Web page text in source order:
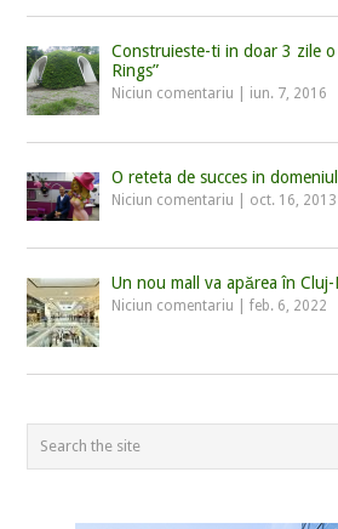
Construieste-ti in doar 3 zile
Rings”
Niciun comentariu iun. 7, 2016
O reteta de succes in
Niciun comentariu oct. 16, 2013
Un nou mall va apărea în Cluj-
Niciun comentariu |feb. 6, 2022